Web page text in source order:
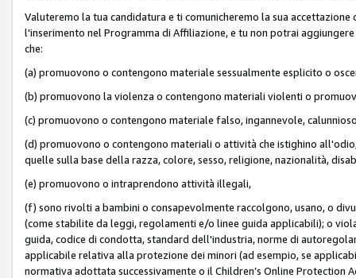
Valuteremo la tua candidatura e ti comunicheremo la sua
l'inserimento nel Programma di Affiliazione, e tu non potrai
che:
(a) promuovono o contengono materiale sessualmente esplicito o
(b) promuovono la violenza o contengono materiali violenti o
(c) promuovono o contengono materiale falso, ingannevole,
(d) promuovono o contengono materiali o attività che istighino
quelle sulla base della razza, colore, sesso, religione, nazionalità,
(e) promuovono o intraprendono attività illegali,
(f) sono rivolti a bambini o consapevolmente raccolgono, usano, o
(come stabilite da leggi, regolamenti e/o linee guida applicabili); o
guida, codice di condotta, standard dell'industria, norme di
applicabile relativa alla protezione dei minori (ad esempio, se
normativa adottata successivamente o il Children’s Online Protection